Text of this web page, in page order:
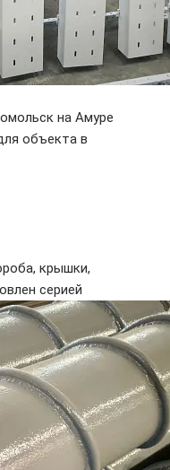
на Амуре
объекта в
крышки,
серией